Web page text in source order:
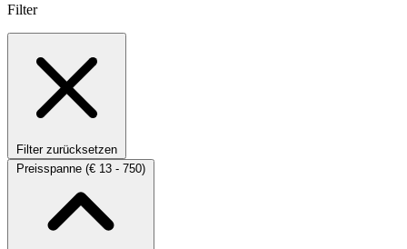
Filter
Filter zurücksetzen
Preisspanne (€ 13 - 750)